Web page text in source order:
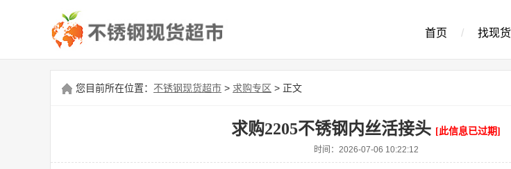
首页 / 找现货
您目前所在位置： 不锈钢现货超市 > 求购专区 > 正文
求购2205不锈钢内丝活接头 [此信息已过期]
时间：2026-07-06 10:22:12